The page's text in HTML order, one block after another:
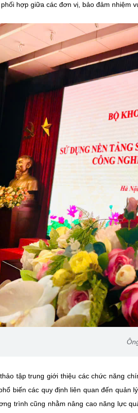
hợp giữa các đơn vị, bảo đảm nhiệm
tập trung giới thiệu các chức năng
biến các quy định liên quan đến quản
trình cũng nhằm nâng cao năng lực